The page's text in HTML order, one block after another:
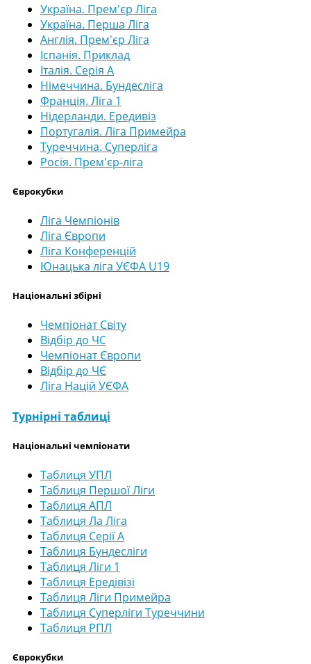
Україна. Прем'єр Ліга
Україна. Перша Ліга
Англія. Прем'єр Ліга
Іспанія. Приклад
Італія. Серія А
Німеччина. Бундесліга
Франція. Ліга 1
Нідерланди. Ередивіз
Португалія. Ліга Примейра
Туреччина. Суперліга
Росія. Прем'єр-ліга
Єврокубки
Ліга Чемпіонів
Ліга Європи
Ліга Конференцій
Юнацька ліга УЄФА U19
Національні збірні
Чемпіонат Світу
Відбір до ЧС
Чемпіонат Європи
Відбір до ЧЄ
Ліга Націй УЄФА
Турнірні таблиці
Національні чемпіонати
Таблиця УПЛ
Таблиця Першої Ліги
Таблиця АПЛ
Таблиця Ла Ліга
Таблиця Серії А
Таблиця Бундесліги
Таблиця Ліги 1
Таблиця Ередівізі
Таблиця Ліги Примейра
Таблиця Суперліги Туреччини
Таблиця РПЛ
Єврокубки